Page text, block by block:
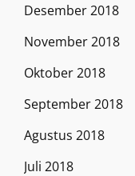
Desember 2018
November 2018
Oktober 2018
September 2018
Agustus 2018
Juli 2018